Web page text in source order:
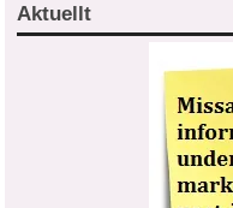
Aktuellt